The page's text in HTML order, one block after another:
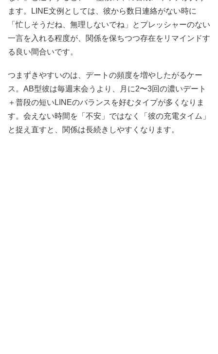
ます。LINE文例としては、彼から数日連絡がない時に
「忙しそうだね、無理しないでね」とプレッシャーのない
一言を入れる程度が、関係を保ちつつ存在をリマインドす
る良い間合いです。
つまずきやすいのは、デートの頻度を増やしたがるケー
ス。AB型彼は毎週末会うより、月に2〜3回の濃いデート
＋普段の短いLINEのバランスを好むタイプが多くなりま
す。会えない時間を「不安」ではなく「彼の充電タイム」
と捉え直すと、関係は長続きしやすくなります。